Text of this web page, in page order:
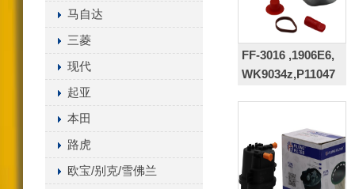
马自达
三菱
现代
起亚
本田
路虎
欧宝/别克/雪佛兰
FF-3016 ,1906E6,
WK9034z,P11047